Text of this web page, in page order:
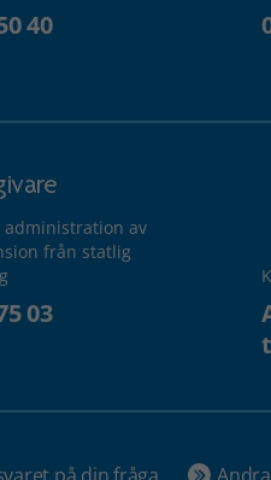
40
administration av
från statlig
03